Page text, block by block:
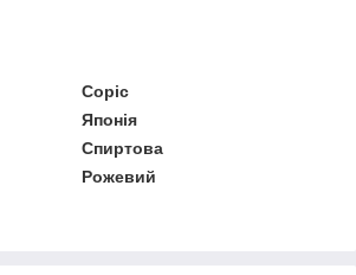
Copic
Японія
Спиртова
Рожевий